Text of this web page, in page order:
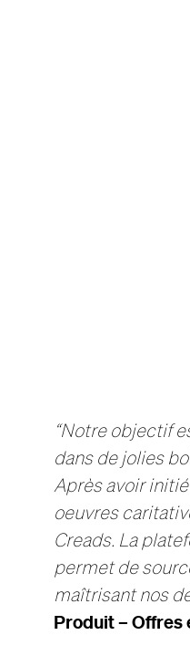
“Notre objectif
dans de jolies
Après avoir
oeuvres
Creads. La
permet de
maîtrisant nos
Produit –